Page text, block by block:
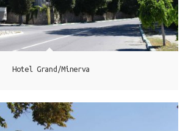
Hotel Grand/Minerva